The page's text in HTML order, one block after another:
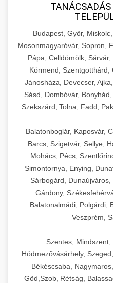
Budapest, Győr,
Mosonmagyaróvár, Sopron,
Pápa, Celldömölk,
Körmend, Szentgotthárd,
Jánosháza, Devecser,
Sásd, Dombóvár,
Szekszárd, Tolna, Fadd,
Balatonboglár, Kaposvár,
Barcs, Szigetvár, Sellye,
Mohács, Pécs,
Simontornya, Enying,
Sárbogárd, Dunaújváros,
Gárdony,
Balatonalmádi, Polgárdi,
Veszprém,
Szentes, Mindszent,
Hódmezővásárhely,
Békéscsaba,
Göd,Szob, Rétság,